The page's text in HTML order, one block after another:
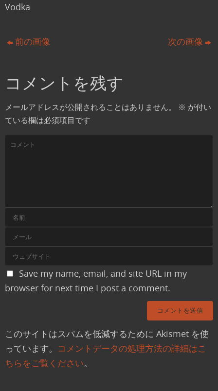
Vodka
前の画像 次の画像
コメントを残す
メールアドレスが公開されることはありません。 ※ が付い
ている欄は必須項目です
Save my name, email, and site URL in my
browser for next time I post a comment.
このサイトはスパムを低減するために Akismet を使
っています。
コメントデータの処理方法の詳細はこ
ちらをご覧ください。